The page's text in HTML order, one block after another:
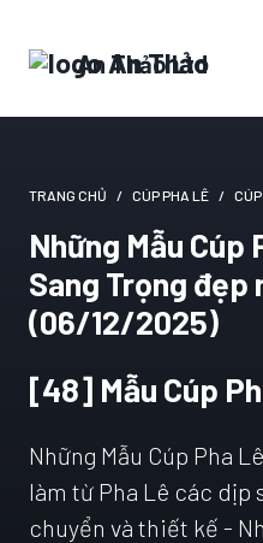
An Thảo Ltd
TRANG CHỦ CÚP PHA LÊ
Những Mẫu Cúp
Sang Trọng đẹp
(06/12/2025)
[48] Mẫu Cúp
Những Mẫu Cúp Pha
làm từ Pha Lê các dịp
chuyển và thiết kế -